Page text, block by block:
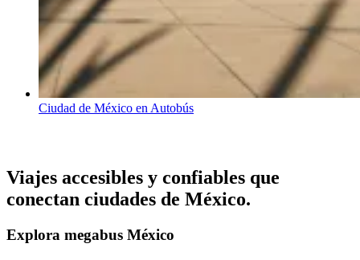
Ciudad de México en Autobús
Viajes accesibles y confiables que
conectan ciudades de México.
Explora megabus México